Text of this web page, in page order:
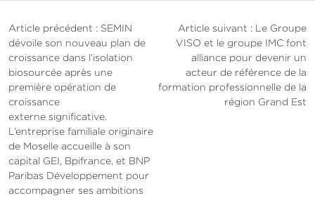
Navigation
de
l’article
Article précédent : SEMIN
dévoile son nouveau plan de
croissance dans l’isolation
biosourcée après une
première opération de
croissance
externe significative.
L’entreprise familiale originaire
de Moselle accueille à son
capital GEI, Bpifrance, et BNP
Paribas Développement pour
accompagner ses ambitions
Article suivant : Le Groupe
VISO et le groupe IMC font
alliance pour devenir un
acteur de référence de la
formation professionnelle de la
région Grand Est